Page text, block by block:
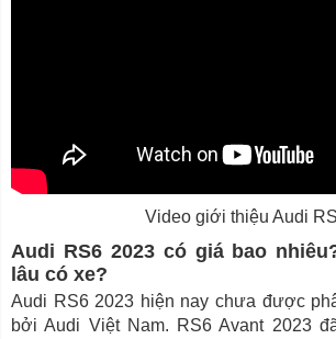
Video giới thiệu Audi
Audi RS6 2023 có giá bao
lâu có xe?
Audi RS6 2023 hiện nay chưa được
bởi Audi Việt Nam. RS6 Avant 2023